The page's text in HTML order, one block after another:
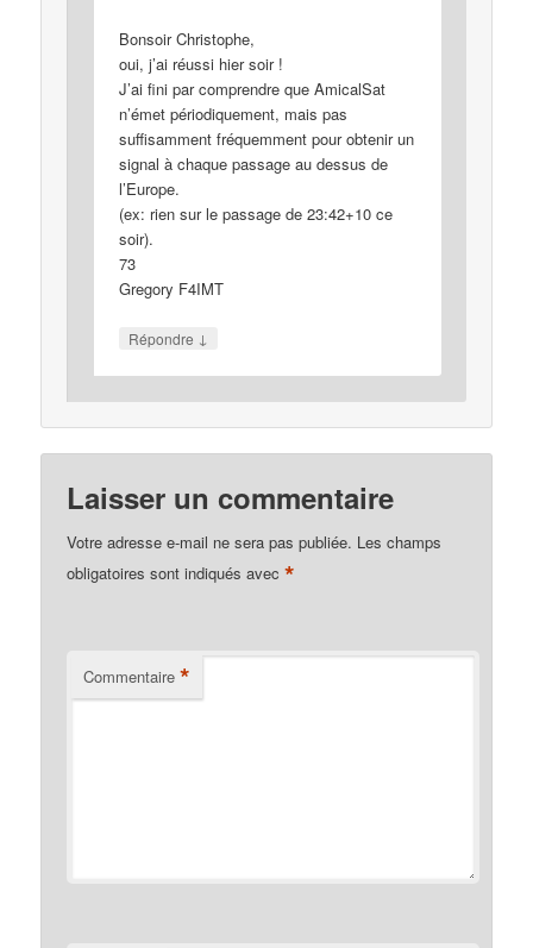
Bonsoir Christophe,
oui, j’ai réussi hier soir !
J’ai fini par comprendre que AmicalSat
n’émet périodiquement, mais pas
suffisamment fréquemment pour obtenir un
signal à chaque passage au dessus de
l’Europe.
(ex: rien sur le passage de 23:42+10 ce
soir).
73
Gregory F4IMT
Répondre ↓
Laisser un commentaire
Votre adresse e-mail ne sera pas publiée. Les champs
obligatoires sont indiqués avec*
Commentaire *